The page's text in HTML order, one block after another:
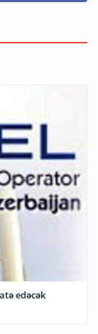
edəcək